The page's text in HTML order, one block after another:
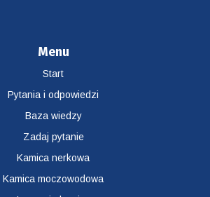
Menu
Start
Pytania i odpowiedzi
Baza wiedzy
Zadaj pytanie
Kamica nerkowa
Kamica moczowodowa